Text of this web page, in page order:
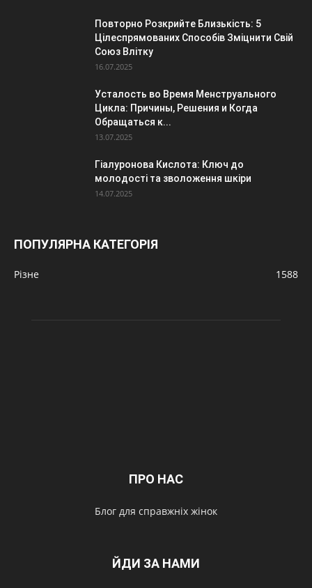
Повторно Розкрийте Близькість: 5
Цілеспрямованих Способів Зміцнити Свій
Союз Влітку
16.07.2025
Усталость во Время Менструального
Цикла: Причины, Решения и Когда
Обращаться к...
13.07.2025
Гіалуронова Кислота: Ключ до
молодості та зволоження шкіри
14.07.2025
ПОПУЛЯРНА КАТЕГОРІЯ
Різне 1588
ПРО НАС
Блог для справжніх жінок
ЙДИ ЗА НАМИ